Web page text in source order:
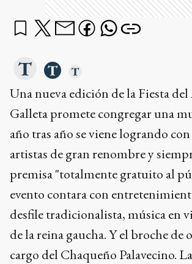
Una nueva edición de la Fiesta del
Galleta promete congregar una
año tras año se viene logrando
artistas de gran renombre y
premisa "totalmente gratuito al
evento contara con
desfile tradicionalista, música en
de la reina gaucha. Y el broche de
cargo del Chaqueño Palavecino.